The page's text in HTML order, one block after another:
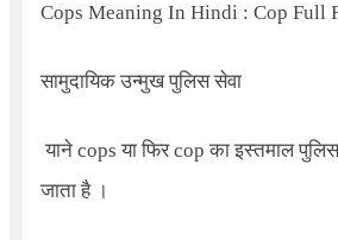
Cops Meaning In Hindi : Cop Full
सामुदायिक उन्मुख पुलिस सेवा
याने copsया फिरcopका इस्तमाल
जाता है ।